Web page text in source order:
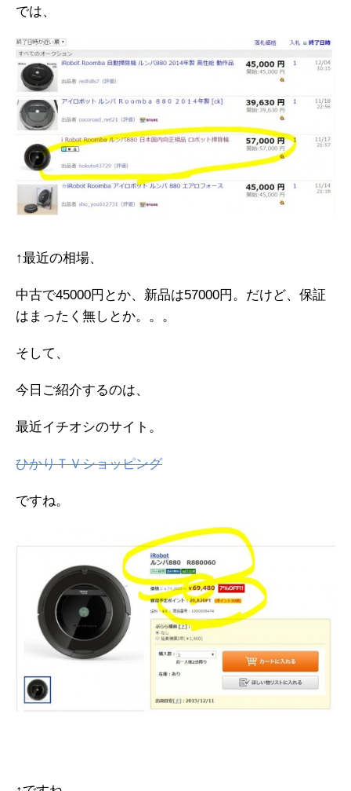
では、
↑最近の相場、
中古で45000円とか、新品は57000円。だけど、保証
はまったく無しとか。。。
そして、
今日ご紹介するのは、
最近イチオシのサイト。
ひかりＴＶショッピング
ですね。